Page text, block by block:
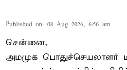
Published on: 08 Aug 2026, 6:56 am
சென்னை,
அமமுக பொதுச்செயலாளர்